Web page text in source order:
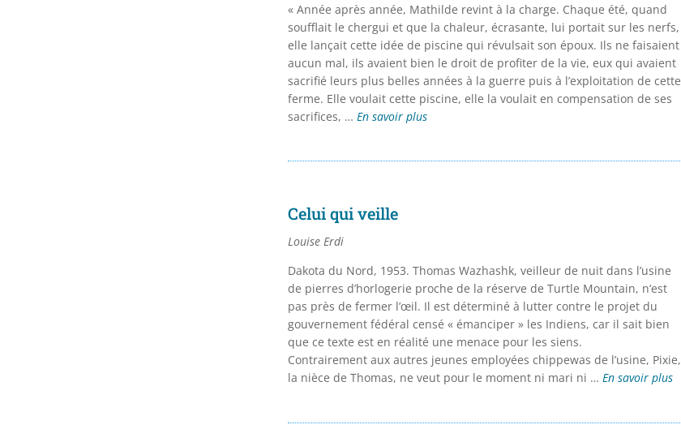
« Année après année, Mathilde revint à la charge. Chaque été, quand
soufflait le chergui et que la chaleur, écrasante, lui portait sur les nerfs,
elle lançait cette idée de piscine qui révulsait son époux. Ils ne faisaient
aucun mal, ils avaient bien le droit de profiter de la vie, eux qui avaient
sacrifié leurs plus belles années à la guerre puis à l’exploitation de cette
ferme. Elle voulait cette piscine, elle la voulait en compensation de ses
sacrifices, … En savoir plus
Celui qui veille
Louise Erdi
Dakota du Nord, 1953. Thomas Wazhashk, veilleur de nuit dans l’usine
de pierres d’horlogerie proche de la réserve de Turtle Mountain, n’est
pas près de fermer l’œil. Il est déterminé à lutter contre le projet du
gouvernement fédéral censé « émanciper » les Indiens, car il sait bien
que ce texte est en réalité une menace pour les siens.
Contrairement aux autres jeunes employées chippewas de l’usine, Pixie,
la nièce de Thomas, ne veut pour le moment ni mari ni … En savoir plus